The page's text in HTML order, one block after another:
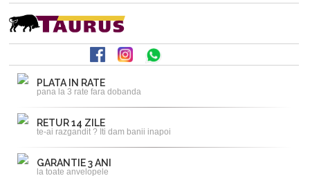
PLATA IN RATE
pana la 3 rate fara dobanda
RETUR 14 ZILE
te-ai razgandit ? Iti dam banii inapoi
GARANTIE 3 ANI
la toate anvelopele